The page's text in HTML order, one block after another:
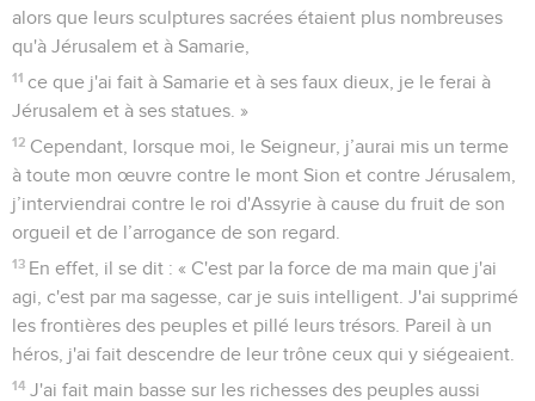
alors que leurs sculptures sacrées étaient plus nombreuses
qu'à Jérusalem et à Samarie,
11 ce que j'ai fait à Samarie et à ses faux dieux, je le ferai à
Jérusalem et à ses statues. »
12 Cependant, lorsque moi, le Seigneur, j’aurai mis un terme
à toute mon œuvre contre le mont Sion et contre Jérusalem,
j’interviendrai contre le roi d'Assyrie à cause du fruit de son
orgueil et de l’arrogance de son regard.
13 En effet, il se dit : « C'est par la force de ma main que j'ai
agi, c'est par ma sagesse, car je suis intelligent. J'ai supprimé
les frontières des peuples et pillé leurs trésors. Pareil à un
héros, j'ai fait descendre de leur trône ceux qui y siégeaient.
14 J'ai fait main basse sur les richesses des peuples aussi